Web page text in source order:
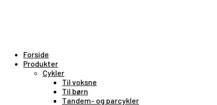
Forside
Produkter
Cykler
Til voksne
Til børn
Tandem- og parcykler